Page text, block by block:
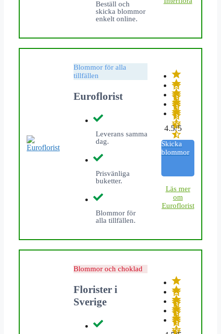
Beställ och
skicka blommor
enkelt online.
Blommor för alla
tillfällen
Euroflorist
Leverans samma
dag.
Prisvänliga
buketter.
Blommor för
alla tillfällen.
4.5/5
Skicka
blommor
Läs mer
om
Euroflorist
Blommor och choklad
Florister i
Sverige